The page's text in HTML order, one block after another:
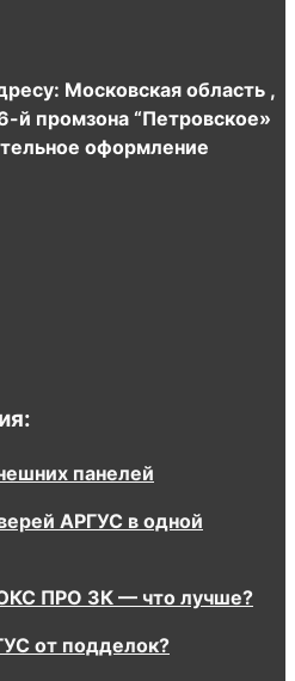
Московская область ,
й промзона “Петровское»
оформление
панелей
АРГУС в одной
ПРО 3К — что лучше?
от подделок?